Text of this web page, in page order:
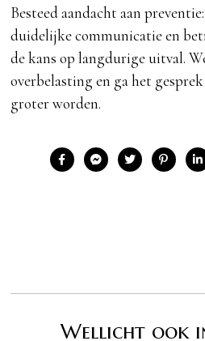
Besteed aandacht aan
duidelijke communicatie en
de kans op langdurige uitval.
overbelasting en ga het
groter worden.
Wellicht ook